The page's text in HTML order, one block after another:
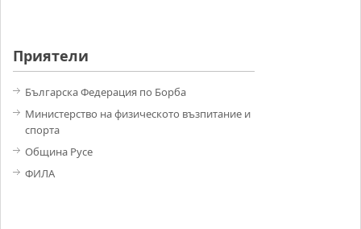
Приятели
Българска Федерация по Борба
Министерство на физическото възпитание и
спорта
Община Русе
ФИЛА